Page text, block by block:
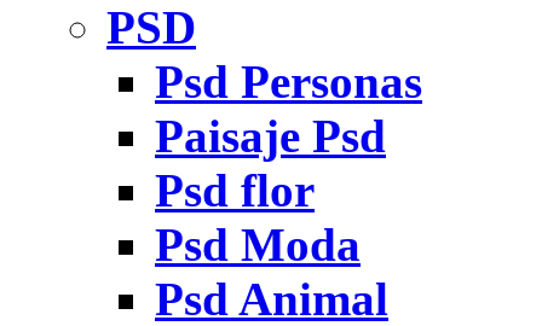
PSD
Psd Personas
Paisaje Psd
Psd flor
Psd Moda
Psd Animal